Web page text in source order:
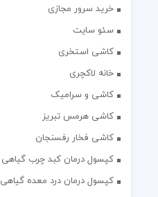
خرید سرور مجازی
سئو سایت
کاشی استخری
خانه لاکچری
کاشی و سرامیک
کاشی هرمس تبریز
کاشی فخار رفسنجان
کپسول درمان کبد چرب گیاهی
کپسول درمان درد معده گیاهی